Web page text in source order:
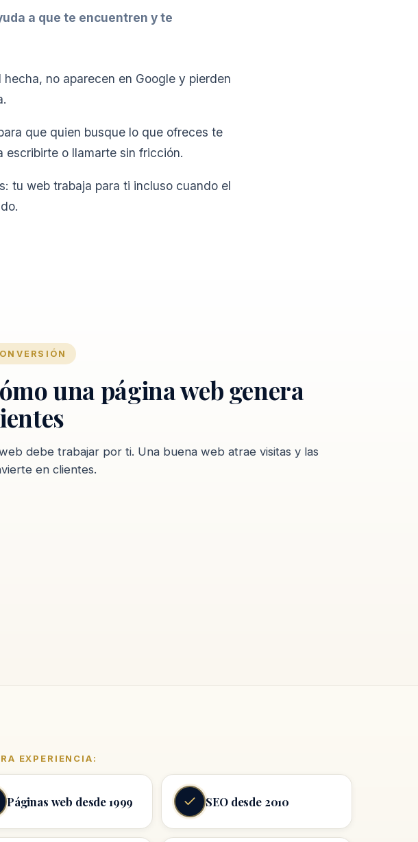
a que te encuentren y te
no aparecen en Google y pierden
que quien busque lo que ofreces te
o llamarte sin fricción.
tu web trabaja para ti incluso cuando el
una página web genera
debe trabajar por ti. Una buena web atrae visitas y las
en clientes.
EXPERIENCIA:
Páginas web desde 1999 SEO desde 2010